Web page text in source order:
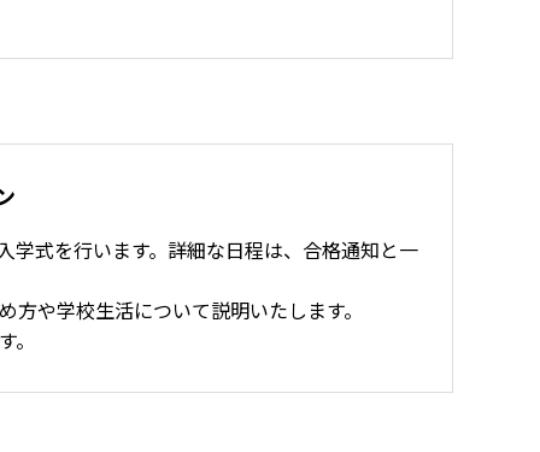
学式を行います。詳細な日程は、合格通知と一
や学校生活について説明いたします。